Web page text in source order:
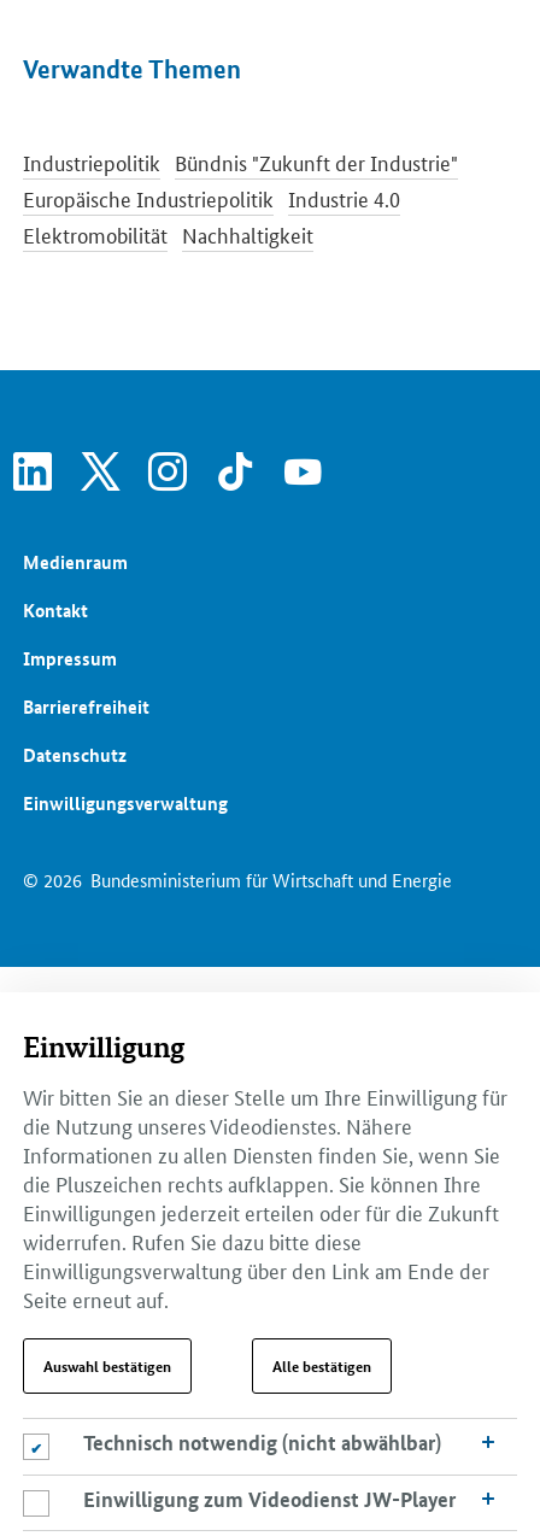
Verwandte Themen
Industriepolitik Bündnis "Zukunft der Industrie"
Europäische Industriepolitik Industrie 4.0
Elektromobilität Nachhaltigkeit
linkedin instagram tiktok youtube
© 2026 Bundesministerium für Wirtschaft und Energie
Medienraum
Kontakt
Impressum
Barrierefreiheit
Datenschutz
Einwilligungsverwaltung
Einwilligung
Wir bitten Sie an dieser Stelle um Ihre Einwilligung für
die Nutzung unseres Videodienstes. Nähere
Informationen zu allen Diensten finden Sie, wenn Sie
die Pluszeichen rechts aufklappen. Sie können Ihre
Einwilligungen jederzeit erteilen oder für die Zukunft
widerrufen. Rufen Sie dazu bitte diese
Einwilligungsverwaltung über den Link am Ende der
Seite erneut auf.
Auswahl bestätigen Alle bestätigen
Technisch notwendig (nicht abwählbar)
Technisch notwendig (nicht abwählbar)
Einwilligung zum Videodienst JW-Player
Einwilligung zum Videodienst JW-Player